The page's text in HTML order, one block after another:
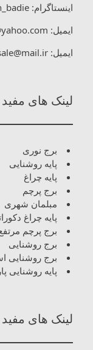
اینستاگرام:
ایمیل:
ایمیل:
لینک های مفید
برج نوری
پایه روشنایی
پایه چراغ
برج پرچم
مبلمان شهری
پایه چراغ
برج پرچم
برج روشنایی
برج روشنایی
پایه روشنایی
لینک های مفید